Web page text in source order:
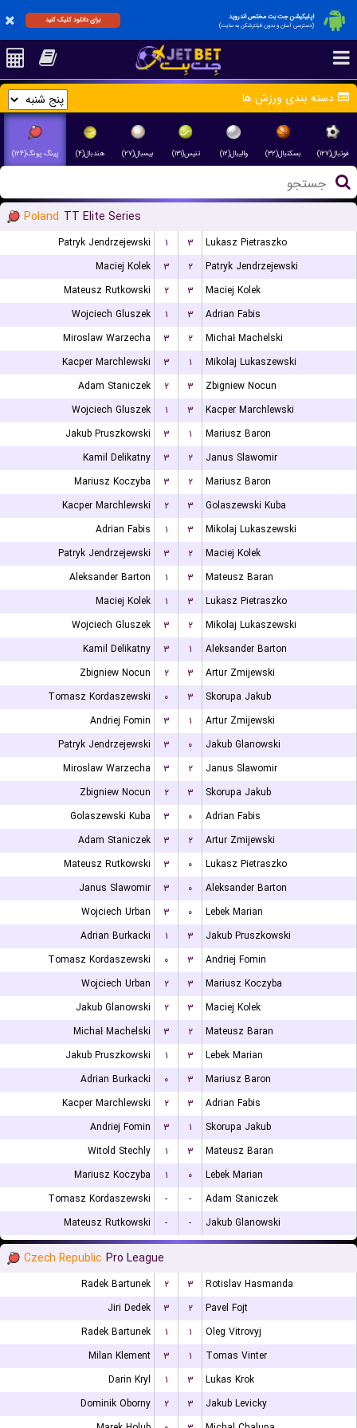
اپلیکیشن جت بت مختص اندروید
(دسترسی آسان و بدون فیلترشکن به سایت)
برای دانلود کلیک کنید
دسته بندی ورزش ها
فوتبال(۱۲۷) بسکتبال(۳۲) والیبال(۱۲) تنیس(۱۳۱) بیسبال(۲۷) هندبال(۴) پینگ پونگ(۱۲۴)
Poland TT Elite Series
Patryk Jendrzejewski ۱ ۳
Lukasz Pietraszko
Maciej Kolek
۳ ۲
Patryk Jendrzejewski
Mateusz Rutkowski
۲ ۳
Maciej Kolek
Wojciech Gluszek
۱ ۳
Adrian Fabis
Miroslaw Warzecha
۳ ۲
Michał Machelski
Kacper Marchlewski
۳ ۱
Mikolaj Lukaszewski
Adam Staniczek
۲ ۳
Zbigniew Nocun
Wojciech Gluszek
۱ ۳
Kacper Marchlewski
Jakub Pruszkowski
۳ ۱
Mariusz Baron
Kamil Delikatny
۳ ۲
Janus Slawomir
Mariusz Koczyba
۳ ۲
Mariusz Baron
Kacper Marchlewski
۲ ۳
Golaszewski Kuba
Adrian Fabis
۱ ۳
Mikolaj Lukaszewski
Patryk Jendrzejewski
۳ ۲
Maciej Kolek
Aleksander Barton
۱ ۳
Mateusz Baran
Maciej Kolek
۱ ۳
Lukasz Pietraszko
Wojciech Gluszek
۳ ۲
Mikolaj Lukaszewski
Kamil Delikatny
۳ ۱
Aleksander Barton
Zbigniew Nocun
۲ ۳
Artur Zmijewski
Tomasz Kordaszewski
۰ ۳
Skorupa Jakub
Andriej Fomin
۳ ۱
Artur Zmijewski
Patryk Jendrzejewski
۳ ۰
Jakub Glanowski
Miroslaw Warzecha
۳ ۲
Janus Slawomir
Zbigniew Nocun
۲ ۳
Skorupa Jakub
Golaszewski Kuba
۳ ۰
Adrian Fabis
Adam Staniczek
۳ ۲
Artur Zmijewski
Mateusz Rutkowski
۳ ۰
Lukasz Pietraszko
Janus Slawomir
۳ ۰
Aleksander Barton
Wojciech Urban
۳ ۰
Lebek Marian
Adrian Burkacki
۱ ۳
Jakub Pruszkowski
Tomasz Kordaszewski
۰ ۳
Andriej Fomin
Wojciech Urban
۲ ۳
Mariusz Koczyba
Jakub Glanowski
۲ ۳
Maciej Kolek
Michał Machelski
۳ ۲
Mateusz Baran
Jakub Pruszkowski
۱ ۳
Lebek Marian
Adrian Burkacki
۰ ۳
Mariusz Baron
Kacper Marchlewski
۲ ۳
Adrian Fabis
Andriej Fomin
۳ ۱
Skorupa Jakub
Witold Stechly
۱ ۳
Mateusz Baran
Mariusz Koczyba
۱ ۰
Lebek Marian
Tomasz Kordaszewski
- -
Adam Staniczek
Mateusz Rutkowski
- - Jakub Glanowski
Czech Republic Pro League
Radek Bartunek ۲ ۳
Rotislav Hasmanda
Jiri Dedek
۳ ۲
Pavel Fojt
Radek Bartunek
۱ ۱
Oleg Vitrovyj
Milan Klement
۳ ۱
Tomas Vinter
Darin Kryl
۱ ۳
Lukas Krok
Dominik Oborny
۲ ۳
Jakub Levicky